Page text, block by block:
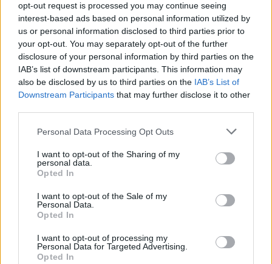
opt-out request is processed you may continue seeing
interest-based ads based on personal information utilized by
us or personal information disclosed to third parties prior to
your opt-out. You may separately opt-out of the further
disclosure of your personal information by third parties on the
IAB’s list of downstream participants. This information may
also be disclosed by us to third parties on the IAB’s List of
Downstream Participants that may further disclose it to other
Please note that this website/app uses one or more Google
not limited to your visit or usage behaviour. You may click to
grant or deny consent to Google and its third-party tags to
use your data for below specified purposes in below Google
consent section.
Personal Data Processing Opt Outs
I want to opt-out of the Sharing of my
personal data.
Opted In
I want to opt-out of the Sale of my
Personal Data.
Opted In
I want to opt-out of processing my
Personal Data for Targeted Advertising.
Opted In
Pénteken újra csökken a benzin és a gázolaj ára is
Napokon belül megválasztja az új köztársasági elnököt az
Országgyűlés
Kiterjedt tüzek pusztítanak az országban, köztük Karcagon
Harmadfokú hőségriasztás az országban: Szolnokon klímát
javítottak, helikoptereket is bevetettek a tüzeknél
számoltak be a szolnoki börtönből
Váratlan fennakadás borította fel a Szolnok–Kecskemét
vasútvonal közlekedését
A polgármester a szolnoki cégekhez fordult: több száz
elbocsátott dolgozón segítene
kerékpárgyártás meghatározó szereplője